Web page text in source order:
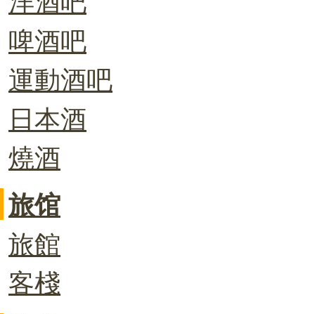
啤酒吧
運動酒吧
日本酒
燒酒
旅馆
旅館
客棧